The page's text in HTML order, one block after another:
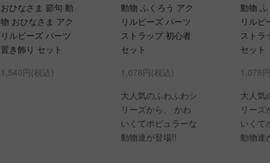
おひなさま 節句 動
物 おひなさま アク
リルビーズ パーツ
置き飾り セット
1,540円(税込)
動物 ふくろう アク
リルビーズ パーツ
ストラップ 初心者
セット
1,078円(税込)
大人気のふわふわシ
リーズから、 かわ
いくてポピュラーな
動物達が登場!!
動物
リルビ
ストラ
セット
1,078
大人気
リーズ
いくて
動物達